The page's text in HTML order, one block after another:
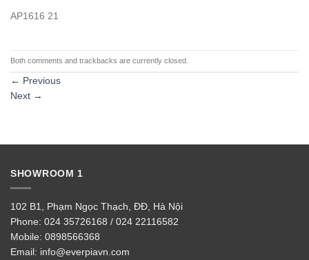
AP1616 21
Both comments and trackbacks are currently closed.
← Previous
Next →
SHOWROOM 1
102 B1, Phạm Ngọc Thạch, ĐĐ, Hà Nội
Phone: 024 35726168 / 024 22116582
Mobile: 0898566368
Email: info@everpiavn.com